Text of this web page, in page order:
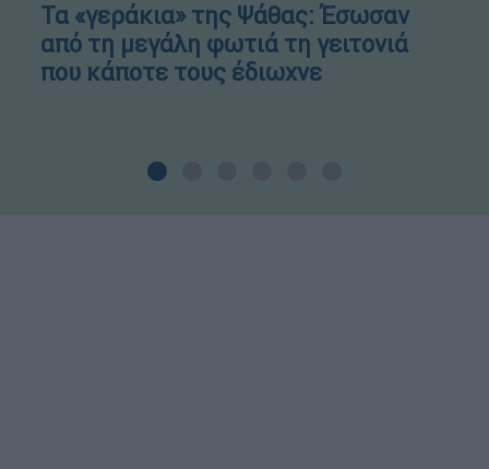
Τα «γεράκια» της Ψάθας: Έσωσαν
από τη μεγάλη φωτιά τη γειτονιά
που κάποτε τους έδιωχνε